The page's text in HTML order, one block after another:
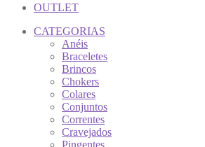
OUTLET
CATEGORIAS
Anéis
Braceletes
Brincos
Chokers
Colares
Conjuntos
Correntes
Cravejados
Pingentes